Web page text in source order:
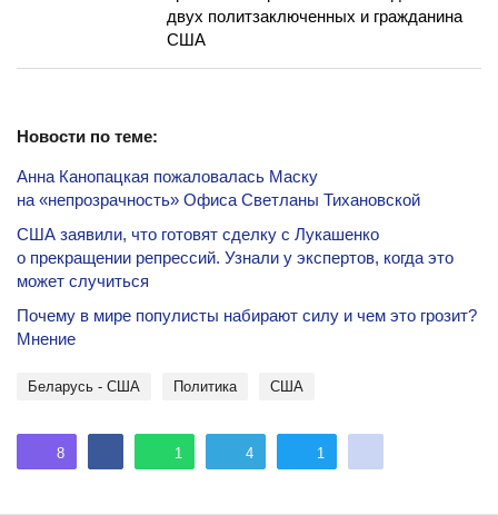
двух политзаключенных и гражданина
США
Новости по теме:
Анна Канопацкая пожаловалась Маску
на «непрозрачность» Офиса Светланы Тихановской
США заявили, что готовят сделку с Лукашенко
о прекращении репрессий. Узнали у экспертов, когда это
может случиться
Почему в мире популисты набирают силу и чем это грозит?
Мнение
Беларусь - США политика США
8 1 4 1